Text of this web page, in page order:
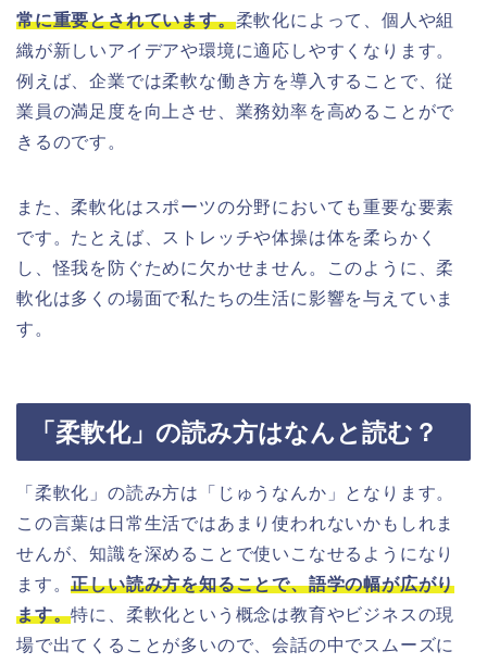
常に重要とされています。柔軟化によって、個人や組
織が新しいアイデアや環境に適応しやすくなります。
例えば、企業では柔軟な働き方を導入することで、従
業員の満足度を向上させ、業務効率を高めることがで
きるのです。
また、柔軟化はスポーツの分野においても重要な要素
です。たとえば、ストレッチや体操は体を柔らかく
し、怪我を防ぐために欠かせません。このように、柔
軟化は多くの場面で私たちの生活に影響を与えていま
す。
「柔軟化」の読み方はなんと読む？
「柔軟化」の読み方は「じゅうなんか」となります。
この言葉は日常生活ではあまり使われないかもしれま
せんが、知識を深めることで使いこなせるようになり
ます。正しい読み方を知ることで、語学の幅が広がり
ます。特に、柔軟化という概念は教育やビジネスの現
場で出てくることが多いので、会話の中でスムーズに